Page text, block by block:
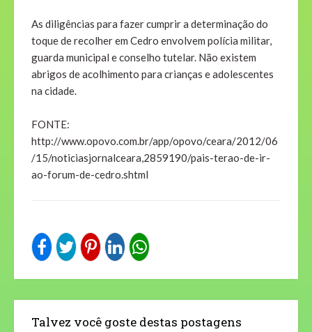
As diligências para fazer cumprir a determinação do
toque de recolher em Cedro envolvem polícia militar,
guarda municipal e conselho tutelar. Não existem
abrigos de acolhimento para crianças e adolescentes
na cidade.
FONTE:
http://www.opovo.com.br/app/opovo/ceara/2012/06
/15/noticiasjornalceara,2859190/pais-terao-de-ir-
ao-forum-de-cedro.shtml
Talvez você goste destas postagens